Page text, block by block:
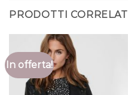
PRODOTTI CORRELATI
In offerta!